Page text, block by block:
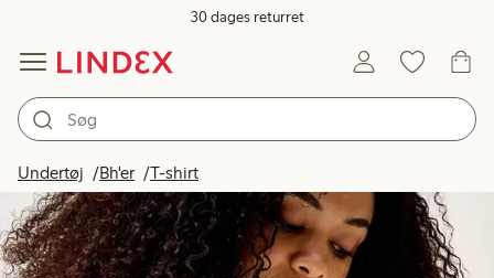
30 dages returret
Undertøj Bh'er T-shirt